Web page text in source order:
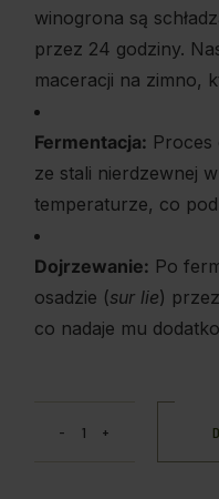
winogrona są
przez 24 godziny.
maceracji na zimno,
Fermentacja: Proces
ze stali nierdzewnej
temperaturze, co
Dojrzewanie: Po
osadzie (sur lie)
co nadaje mu